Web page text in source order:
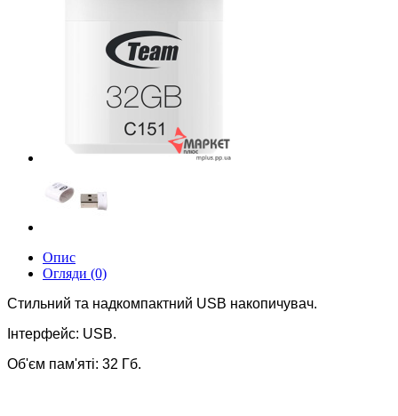
Опис
Огляди (0)
Стильний та надкомпактний USB накопичувач.
Інтерфейс: USB.
Об'єм пам'яті: 32 Гб.